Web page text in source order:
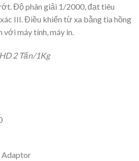
Độ phân giải 1/2000, đạt tiêu
III. Điều khiển từ xa bằng tia hồng
máy tính, máy in.
2 Tấn/1Kg
Adaptor